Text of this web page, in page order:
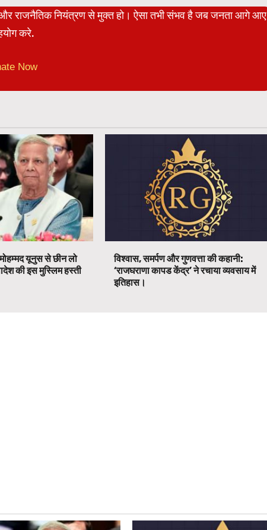
और राजनैतिक नियंत्रण से मुक्त हो। ऐसा तभी संभव है जब जनता आगे आए
करे.
Now
यूनुस से छीन लो
की इस मुस्लिम हस्ती
विश्वास, समर्पण और गुणवत्ता की कहानी:
‘राजघराणा कापड केंद्र’ ने रचाया व्यवसाय में
इतिहास।